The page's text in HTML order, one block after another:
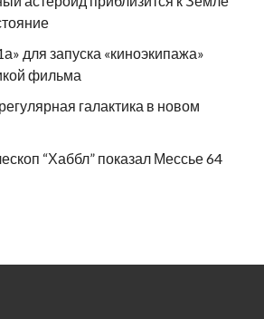
для запуска «киноэкипажа»
фильма
галактика в новом
“Хаббл” показал Мессье 64